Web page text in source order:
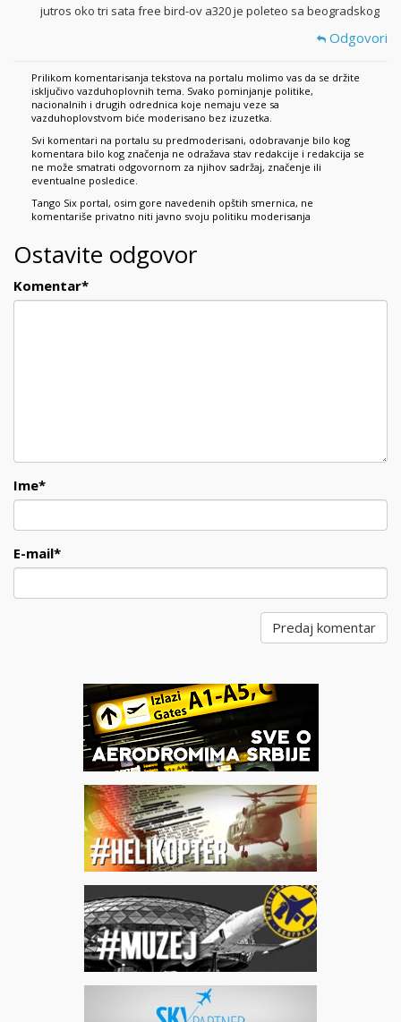
jutros oko tri sata free bird-ov a320 je poleteo sa beogradskog
Odgovori
Prilikom komentarisanja tekstova na portalu molimo vas da se držite
isključivo vazduhoplovnih tema. Svako pominjanje politike,
nacionalnih i drugih odrednica koje nemaju veze sa
vazduhoplovstvom biće moderisano bez izuzetka.
Svi komentari na portalu su predmoderisani, odobravanje bilo kog
komentara bilo kog značenja ne odražava stav redakcije i redakcija se
ne može smatrati odgovornom za njihov sadržaj, značenje ili
eventualne posledice.
Tango Six portal, osim gore navedenih opštih smernica, ne
komentariše privatno niti javno svoju politiku moderisanja
Ostavite odgovor
Komentar*
Ime*
E-mail*